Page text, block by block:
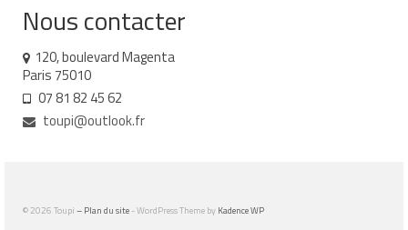
Aide aux démarches relatives à la
scolarisation
Scolarisation : conseils pour obtenir une
Nous contacter
120, boulevard Magenta
Paris 75010
07 81 82 45 62
toupi@outlook.fr
© 2026 Toupi – Plan du site - WordPress Theme by Kadence WP